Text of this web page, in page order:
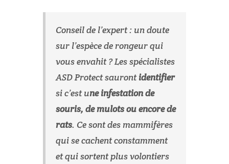
Conseil de l’expert : un doute
sur l’espèce de rongeur qui
vous envahit ? Les spécialistes
ASD Protect saurontidentifier
si c’est une infestation de
souris, de mulots ou encore de
rats. Ce sont des mammifères
qui se cachent constamment
et qui sortent plus volontiers